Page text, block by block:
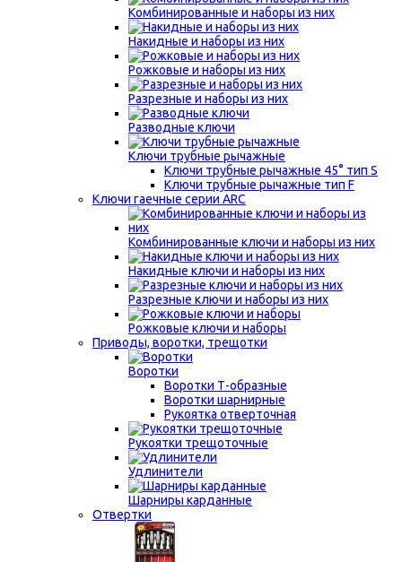
Комбинированные и наборы из них
Накидные и наборы из них
Рожковые и наборы из них
Разрезные и наборы из них
Разводные ключи
Ключи трубные рычажные
Ключи трубные рычажные 45° тип S
Ключи трубные рычажные тип F
Ключи гаечные серии ARC
Комбинированные ключи и наборы из них
Накидные ключи и наборы из них
Разрезные ключи и наборы из них
Рожковые ключи и наборы
Приводы, воротки, трещотки
Воротки
Воротки Т-образные
Воротки шарнирные
Рукоятка отверточная
Рукоятки трещоточные
Удлинители
Шарниры карданные
Отвертки